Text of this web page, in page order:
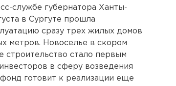
службе губернатора Ханты-
в Сургуте прошла
сразу трех жилых домов
метров. Новоселье в скором
строительство стало первым
в сферу возведения
готовит к реализации еще